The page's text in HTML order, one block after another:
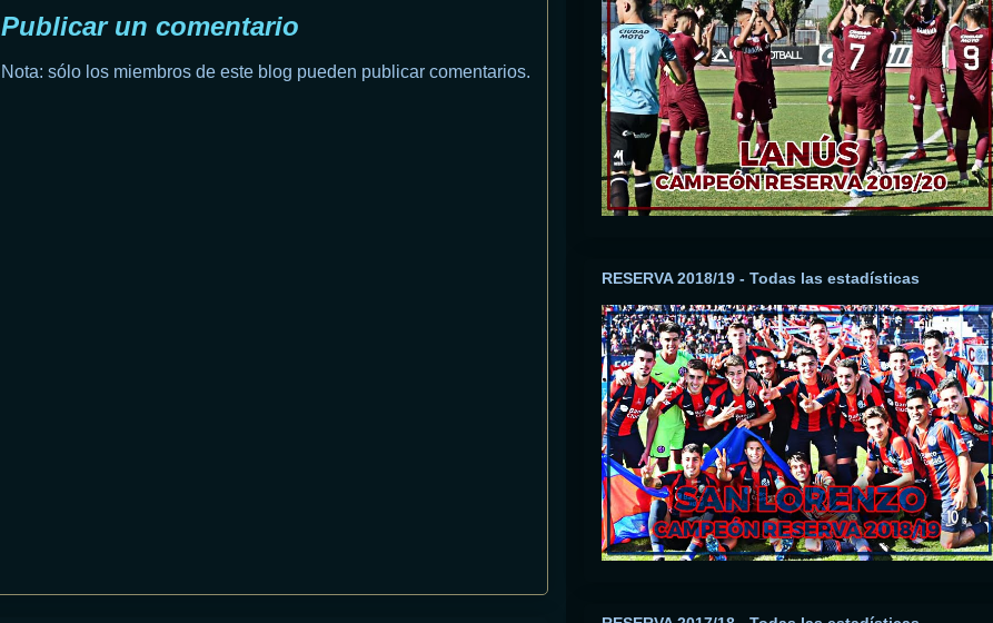
Publicar un comentario
Nota: sólo los miembros de este blog pueden publicar comentarios.
RESERVA 2018/19 - Todas las estadísticas